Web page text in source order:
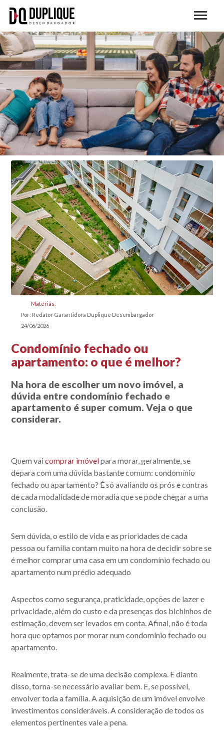
Matérias
Por: Redator Garantidora Duplique Desembargador
24/06/2026
Condomínio fechado ou
apartamento: o que é melhor?
Na hora de escolher um novo imóvel, a
dúvida entre condomínio fechado e
apartamento é super comum. Veja o que
considerar.
Quem vaicomprar imóvelpara morar, geralmente, se
depara com uma dúvida bastante comum:condomínio
fechado ou apartamento? É só avaliando os prós e contras
de cada modalidade de moradia que se pode chegar a uma
conclusão.
Sem dúvida, o estilo de vida e as prioridades de cada
pessoa ou família contam muito na hora de decidir sobre se
é melhor comprar uma casa em umcondomínio fechado ou
apartamentonum prédio adequado
Aspectos como segurança, praticidade, opções de lazer e
privacidade, além do custo e da presenças dos bichinhos de
estimação, devem ser levados em conta. Afinal, não é toda
hora que optamos por morar numcondomínio fechado ou
apartamento.
Realmente, trata-se de uma decisão complexa. E diante
disso, torna-se necessário avaliar bem. E, se possível,
envolver toda a família. A aquisição de um imóvel envolve
investimentos consideráveis. A consideração de todos os
elementos pertinentes vale a pena.